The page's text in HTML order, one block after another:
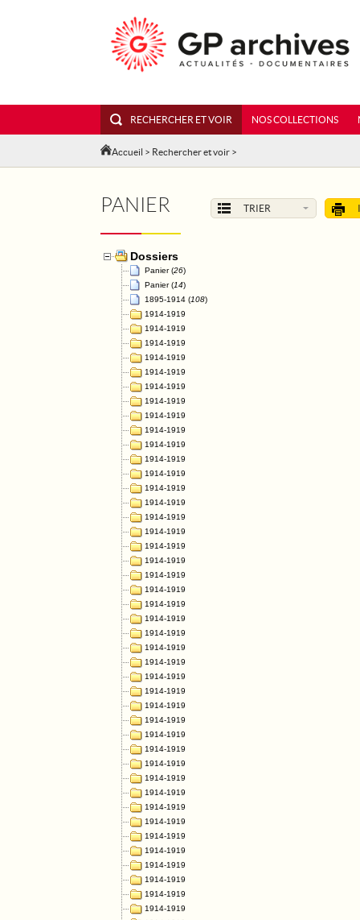
RECHERCHER ET VOIR NOS COLLECTIONS
Accueil > Rechercher et voir >
PANIER TRIER